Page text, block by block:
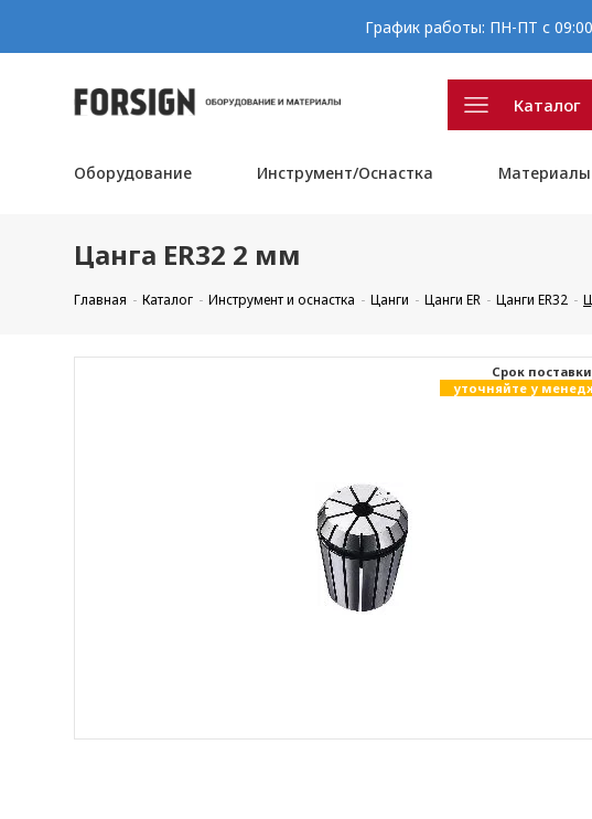
График работы: ПН-ПТ с
Каталог
Оборудование Инструмент/Оснастка Материалы
Цанга ER32 2 мм
Главная Каталог Инструмент и оснастка Цанги Цанги ER Цанги ER32
Cрок поставки
уточняйте у